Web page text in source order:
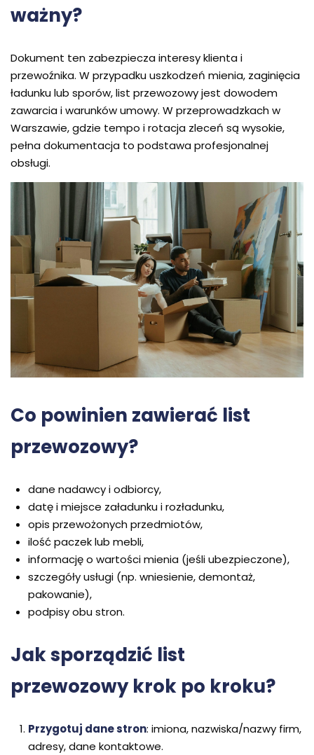
ważny?
Dokument ten zabezpiecza interesy klienta i
przewoźnika. W przypadku uszkodzeń mienia, zaginięcia
ładunku lub sporów, list przewozowy jest dowodem
zawarcia i warunków umowy. W przeprowadzkach w
Warszawie, gdzie tempo i rotacja zleceń są wysokie,
pełna dokumentacja to podstawa profesjonalnej
obsługi.
Co powinien zawierać list
przewozowy?
dane nadawcy i odbiorcy,
datę i miejsce załadunku i rozładunku,
opis przewożonych przedmiotów,
ilość paczek lub mebli,
informację o wartości mienia (jeśli ubezpieczone),
szczegóły usługi (np. wniesienie, demontaż,
pakowanie),
podpisy obu stron.
Jak sporządzić list
przewozowy krok po kroku?
Przygotuj dane stron: imiona, nazwiska/nazwy firm,
adresy, dane kontaktowe.